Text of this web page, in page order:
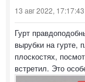
13 авг 2022, 17:17:43
Гурт
вырубки на гурте,
плоскостях,
встретил. Это